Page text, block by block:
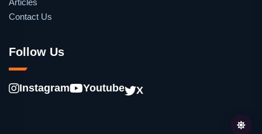
Articles
Contact Us
Follow Us
Instagram Youtube X